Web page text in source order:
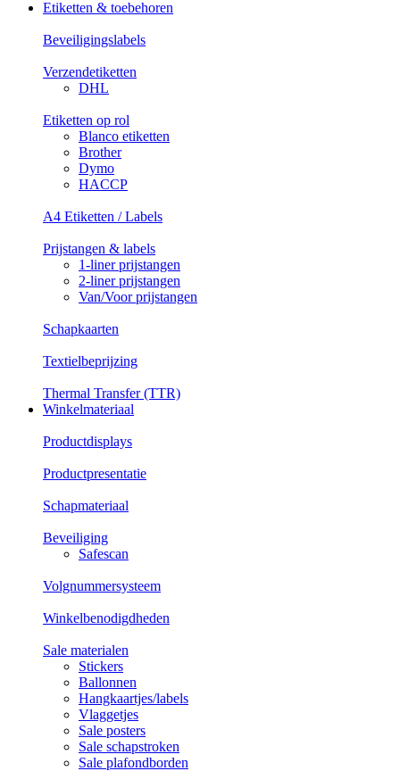
Etiketten & toebehoren
Beveiligingslabels
Verzendetiketten
DHL
Etiketten op rol
Blanco etiketten
Brother
Dymo
HACCP
A4 Etiketten / Labels
Prijstangen & labels
1-liner prijstangen
2-liner prijstangen
Van/Voor prijstangen
Schapkaarten
Textielbeprijzing
Thermal Transfer (TTR)
Winkelmateriaal
Productdisplays
Productpresentatie
Schapmateriaal
Beveiliging
Safescan
Volgnummersysteem
Winkelbenodigdheden
Sale materialen
Stickers
Ballonnen
Hangkaartjes/labels
Vlaggetjes
Sale posters
Sale schapstroken
Sale plafondborden